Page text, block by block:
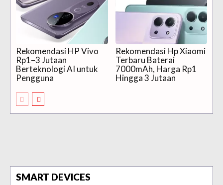
Rekomendasi HP Vivo
Rp1–3 Jutaan
Berteknologi AI untuk
Pengguna
Rekomendasi Hp Xiaomi
Terbaru Baterai
7000mAh, Harga Rp1
Hingga 3 Jutaan
SMART DEVICES